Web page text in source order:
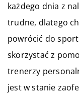
każdego dnia z
trudne, dlatego
powrócić do
skorzystać z
trenerzy
jest w stanie